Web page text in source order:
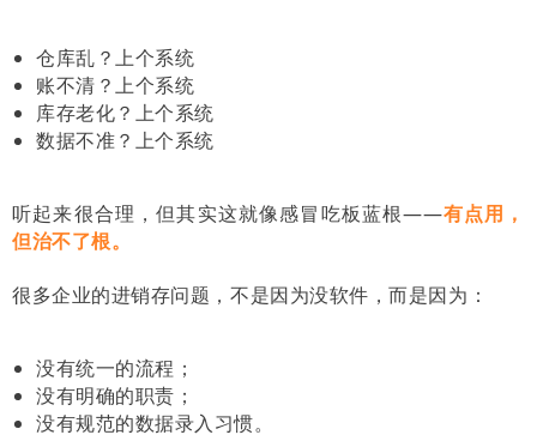
仓库乱？上个系统
账不清？上个系统
库存老化？上个系统
数据不准？上个系统
听起来很合理，但其实这就像感冒吃板蓝根——有点用，
但治不了根。
很多企业的进销存问题，不是因为没软件，而是因为：
没有统一的流程；
没有明确的职责；
没有规范的数据录入习惯。